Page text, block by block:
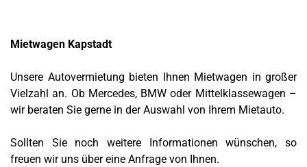
Mietwagen Kapstadt
Unsere Autovermietung bieten Ihnen Mietwagen in großer
Vielzahl an. Ob Mercedes, BMW oder Mittelklassewagen –
wir beraten Sie gerne in der Auswahl von Ihrem Mietauto.
Sollten Sie noch weitere Informationen wünschen, so
freuen wir uns über eine Anfrage von Ihnen.